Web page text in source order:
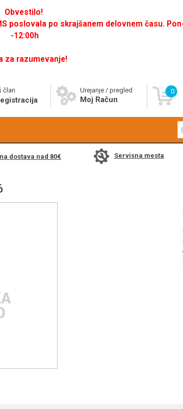
Obvestilo!
poslovala po skrajšanem delovnem času.
-12:00h
za razumevanje!
član Urejanje / pregled
Moj Račun
0
dostava nad 80€ Servisna mesta